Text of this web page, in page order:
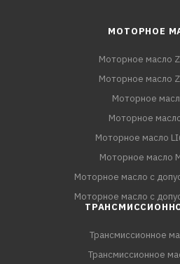
МОТОРНОЕ
Моторное масло
Моторное масло
Моторное
Моторное
Моторное масло
Моторное масло
Моторное масло с
Моторное масло с
Трансмиссионное
Трансмиссионное